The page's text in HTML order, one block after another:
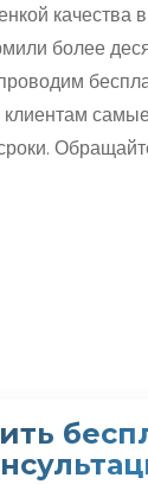
качества в
более